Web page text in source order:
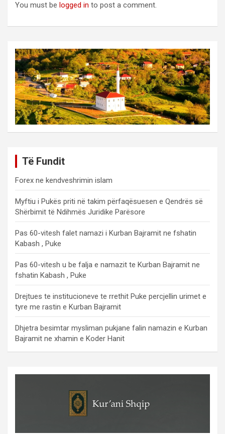
You must be logged in to post a comment.
Të Fundit
Forex ne kendveshrimin islam
Myftiu i Pukës priti në takim përfaqësuesen e Qendrës së
Shërbimit të Ndihmës Juridike Parësore
Pas 60-vitesh falet namazi i Kurban Bajramit ne fshatin
Kabash , Puke
Pas 60-vitesh u be falja e namazit te Kurban Bajramit ne
fshatin Kabash , Puke
Drejtues te institucioneve te rrethit Puke percjellin urimet e
tyre me rastin e Kurban Bajramit
Dhjetra besimtar mysliman pukjane falin namazin e Kurban
Bajramit ne xhamin e Koder Hanit